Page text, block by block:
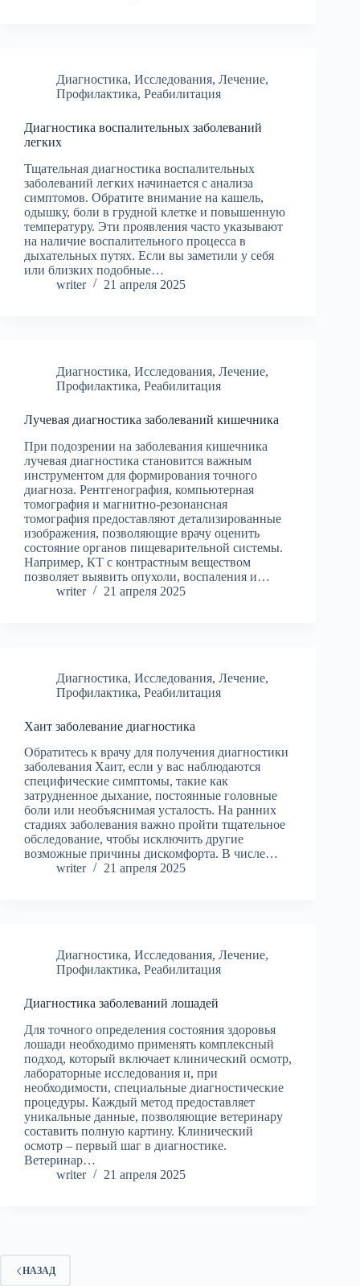
Диагностика, Исследования, Лечение,
Профилактика, Реабилитация
Диагностика воспалительных заболеваний
легких
Тщательная диагностика воспалительных
заболеваний легких начинается с анализа
симптомов. Обратите внимание на кашель,
одышку, боли в грудной клетке и повышенную
температуру. Эти проявления часто указывают
на наличие воспалительного процесса в
дыхательных путях. Если вы заметили у себя
или близких подобные…
writer
21 апреля 2025
Диагностика, Исследования, Лечение,
Профилактика, Реабилитация
Лучевая диагностика заболеваний кишечника
При подозрении на заболевания кишечника
лучевая диагностика становится важным
инструментом для формирования точного
диагноза. Рентгенография, компьютерная
томография и магнитно-резонансная
томография предоставляют детализированные
изображения, позволяющие врачу оценить
состояние органов пищеварительной системы.
Например, КТ с контрастным веществом
позволяет выявить опухоли, воспаления и…
writer
21 апреля 2025
Диагностика, Исследования, Лечение,
Профилактика, Реабилитация
Хаит заболевание диагностика
Обратитесь к врачу для получения диагностики
заболевания Хаит, если у вас наблюдаются
специфические симптомы, такие как
затрудненное дыхание, постоянные головные
боли или необъяснимая усталость. На ранних
стадиях заболевания важно пройти тщательное
обследование, чтобы исключить другие
возможные причины дискомфорта. В числе…
writer
21 апреля 2025
Диагностика, Исследования, Лечение,
Профилактика, Реабилитация
Диагностика заболеваний лошадей
Для точного определения состояния здоровья
лошади необходимо применять комплексный
подход, который включает клинический осмотр,
лабораторные исследования и, при
необходимости, специальные диагностические
процедуры. Каждый метод предоставляет
уникальные данные, позволяющие ветеринару
составить полную картину. Клинический
осмотр – первый шаг в диагностике.
Ветеринар…
writer
21 апреля 2025
НАЗАД